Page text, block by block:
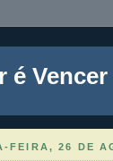
é Vencer
FEIRA, 26 DE